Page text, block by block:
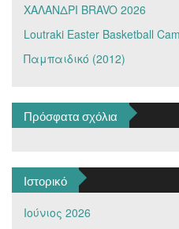
ΧΑΛΑΝΔΡΙ BRAVO 2026
Loutraki Easter Basketball
Παμπαιδικό (2012)
Πρόσφατα σχόλια
Ιστορικό
Ιούνιος 2026